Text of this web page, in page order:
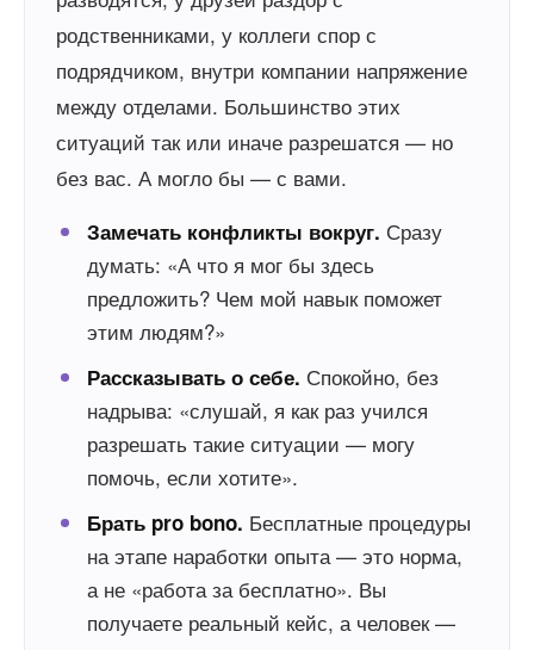
родственниками, у коллеги спор с
подрядчиком, внутри компании напряжение
между отделами. Большинство этих
ситуаций так или иначе разрешатся — но
без вас. А могло бы — с вами.
Замечать конфликты вокруг. Сразу
думать: «А что я мог бы здесь
предложить? Чем мой навык поможет
этим людям?»
Рассказывать о себе. Спокойно, без
надрыва: «слушай, я как раз учился
разрешать такие ситуации — могу
помочь, если хотите».
Брать pro bono. Бесплатные процедуры
на этапе наработки опыта — это норма,
а не «работа за бесплатно». Вы
получаете реальный кейс, а человек —